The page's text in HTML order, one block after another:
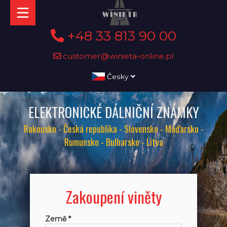
+48 33 813 90 00
customer@winieta-online.pl
Česky
ELEKTRONICKÉ DÁLNIČNÍ ZNÁMKY
Rakousko - Česká republika - Slovensko - Maďarsko -
Rumunsko - Bulharsko - Litva
Zakoupení viněty
Země *